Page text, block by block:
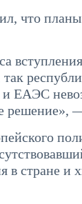
что
ЕАЭС
решение»,
стране и